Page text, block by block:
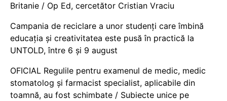
Britanie / Op Ed, cercetător Cristian Vraciu
Campania de reciclare a unor studenți care îmbină
educația și creativitatea este pusă în practică la
UNTOLD, între 6 și 9 august
OFICIAL Regulile pentru examenul de medic, medic
stomatolog și farmacist specialist, aplicabile din
toamnă, au fost schimbate / Subiecte unice pe